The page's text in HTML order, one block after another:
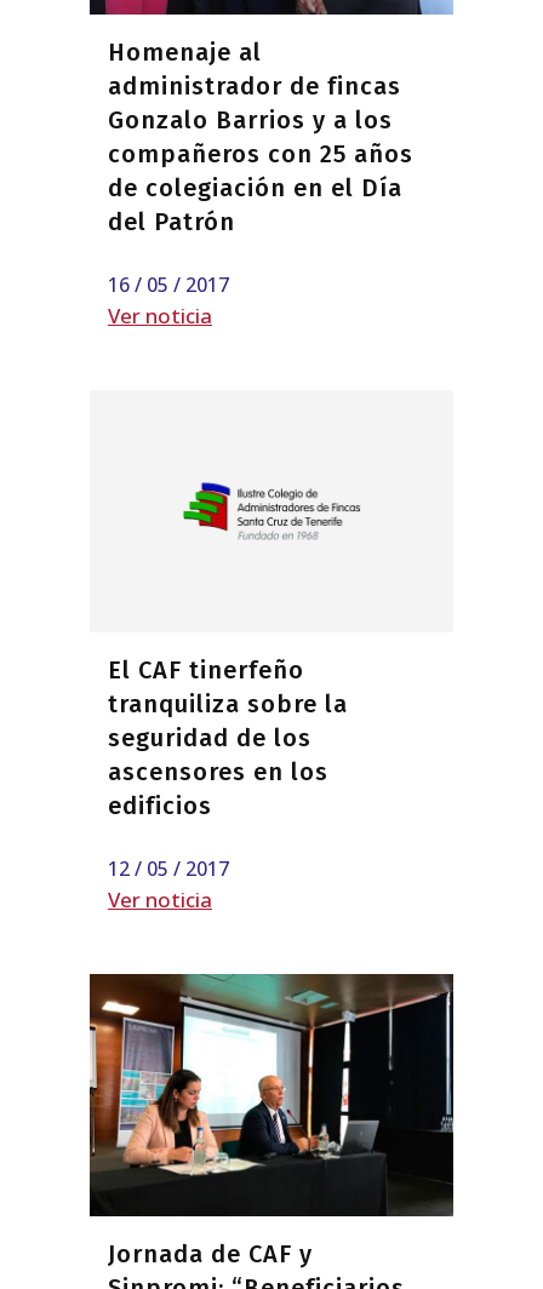
Homenaje al
administrador de fincas
Gonzalo Barrios y a los
compañeros con 25 años
de colegiación en el Día
del Patrón
16 / 05 / 2017
Ver noticia
El CAF tinerfeño
tranquiliza sobre la
seguridad de los
ascensores en los
edificios
12 / 05 / 2017
Ver noticia
Jornada de CAF y